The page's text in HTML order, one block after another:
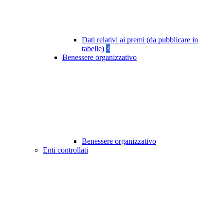
Dati relativi ai premi (da pubblicare in
tabelle) 3
Benessere organizzativo
Benessere organizzativo
Enti controllati